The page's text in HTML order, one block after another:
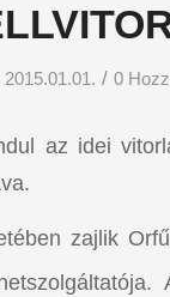
2015.01.01. / 0
az idei
zajlik